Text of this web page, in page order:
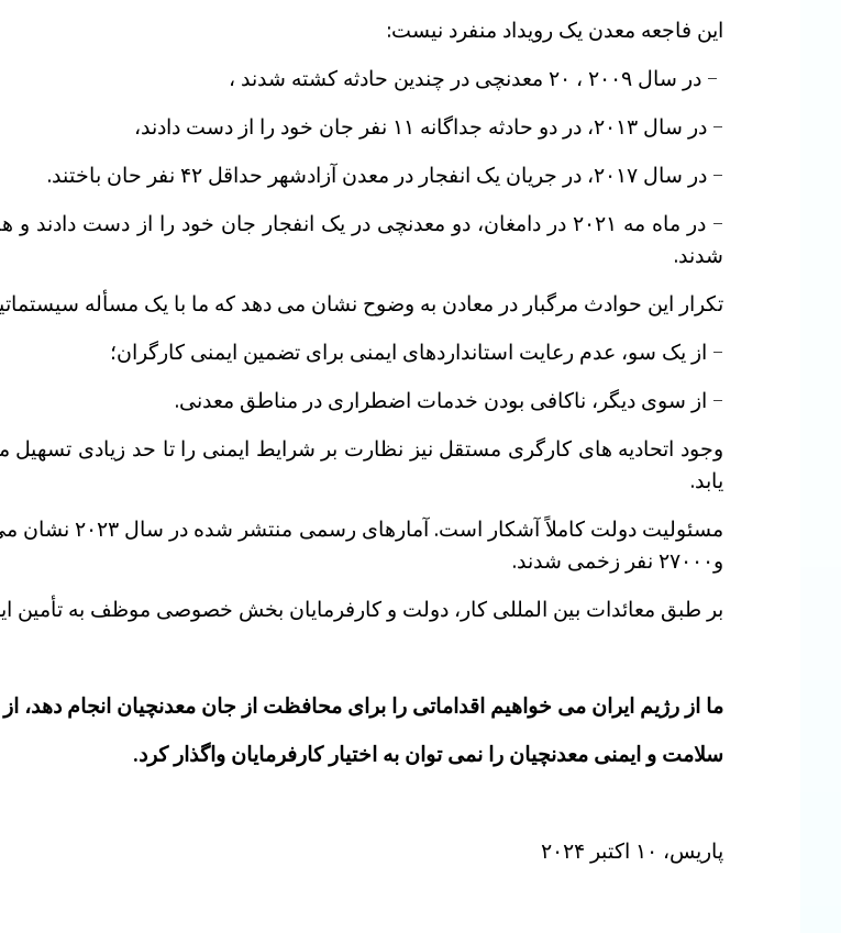
این فاجعه معدن یک رویداد منفرد نیست:
– در سال ۲۰۰۹ ، ۲۰ معدنچی در چندین حادثه کشته شدند ،
– در سال ۲۰۱۳، در دو حادثه جداگانه ۱۱ نفر جان خود را از دست دادند،
– در سال ۲۰۱۷، در جریان یک انفجار در معدن آزادشهر حداقل ۴‍۲ نفر حان باختند.
شدند.
تکرار این حوادث مرگبار در معادن به وضوح نشان می دهد که ما با یک مسأله
– از یک سو، عدم رعایت استانداردهای ایمنی برای تضمین ایمنی کارگران؛
– از سوی دیگر، ناکافی بودن خدمات اضطراری در مناطق معدنی.
وجود اتحادیه های کارگری مستقل نیز نظارت بر شرایط ایمنی را تا حد زیادی
یابد.
و۲۷۰۰۰ نفر زخمی شدند.
بر طبق معائدات بین المللی کار، دولت و کارفرمایان بخش خصوصی موظف به تأمین
ما از رژیم ایران می خواهیم اقداماتی را برای محافظت از جان معدنچیان انجام دهد،
سلامت و ایمنی معدنچیان را نمی توان به اختیار کارفرمایان واگذار کرد.
پاریس، ۱۰ اکتبر ۲۰۲۴